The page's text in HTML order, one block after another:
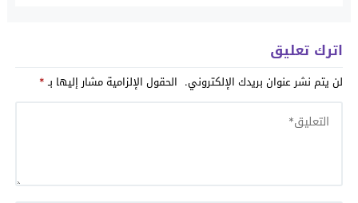
اترك تعليق
لن يتم نشر عنوان بريدك الإلكتروني. الحقول الإلزامية مشار إليها بـ*